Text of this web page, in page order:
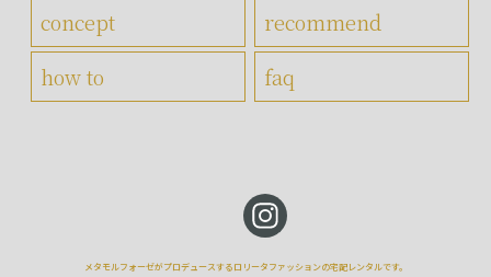
concept
recommend
how to
faq
メタモルフォーゼがプロデュースするロリータファッションの宅配レンタルです。